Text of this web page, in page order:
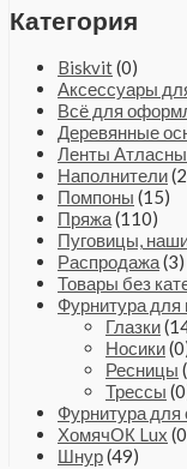
Категория
Biskvit(0)
Аксессуары
Всё для
Деревянные
Ленты
Наполнители
Помпоны (15)
Пряжа(110)
Пуговицы,
Распродажа(3)
Товары без
Фурнитура для
Глазки
Носики
Ресницы
Трессы
Фурнитура для
ХомячОК Lux
Шнур(49)